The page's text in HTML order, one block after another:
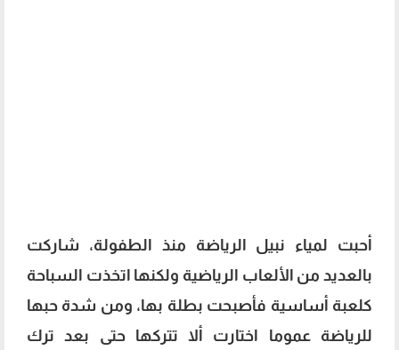
أحبت لمياء نبيل الرياضة منذ الطفولة، شاركت
بالعديد من الألعاب الرياضية ولكنها اتخذت السباحة
كلعبة أساسية فأصبحت بطلة بها، ومن شدة حبها
للرياضة عموما اختارت ألا تتركها حتى بعد ترك